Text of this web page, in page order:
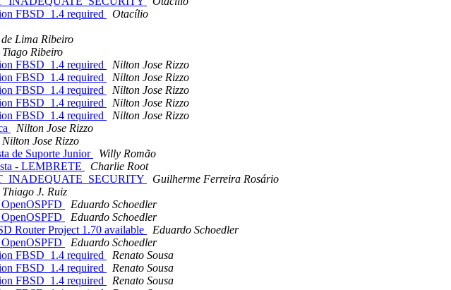
FBSD_1.4 required
Otacílio
Lima Ribeiro
Tiago Ribeiro
FBSD_1.4 required
Nilton Jose Rizzo
FBSD_1.4 required
Nilton Jose Rizzo
FBSD_1.4 required
Nilton Jose Rizzo
FBSD_1.4 required
Nilton Jose Rizzo
FBSD_1.4 required
Nilton Jose Rizzo
Nilton Jose Rizzo
Nilton Jose Rizzo
de Suporte Junior
Willy Romão
- LEMBRETE
Charlie Root
Guilherme Ferreira Rosário
Thiago J. Ruiz
Eduardo Schoedler
Eduardo Schoedler
Router Project 1.70 available
Eduardo Schoedler
Eduardo Schoedler
FBSD_1.4 required
Renato Sousa
FBSD_1.4 required
Renato Sousa
FBSD_1.4 required
Renato Sousa